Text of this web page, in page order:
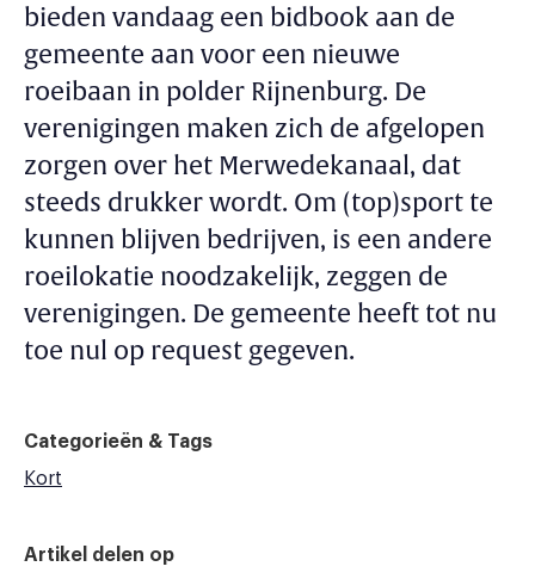
bieden vandaag een bidbook aan de
gemeente aan voor een nieuwe
roeibaan in polder Rijnenburg. De
verenigingen maken zich de afgelopen
zorgen over het Merwedekanaal, dat
steeds drukker wordt. Om (top)sport te
kunnen blijven bedrijven, is een andere
roeilokatie noodzakelijk, zeggen de
verenigingen. De gemeente heeft tot nu
toe nul op request gegeven.
Categorieën & Tags
Kort
Artikel delen op